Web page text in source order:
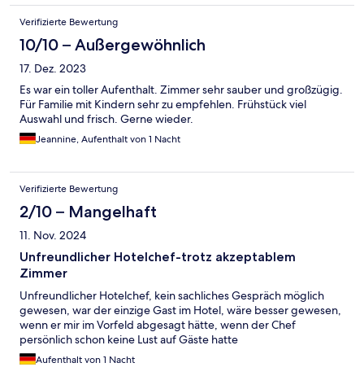
Verifizierte Bewertung
10/10 – Außergewöhnlich
17. Dez. 2023
Es war ein toller Aufenthalt. Zimmer sehr sauber und großzügig.
Für Familie mit Kindern sehr zu empfehlen. Frühstück viel
Auswahl und frisch. Gerne wieder.
Jeannine, Aufenthalt von 1 Nacht
Verifizierte Bewertung
2/10 – Mangelhaft
11. Nov. 2024
Unfreundlicher Hotelchef-trotz akzeptablem
Zimmer
Unfreundlicher Hotelchef, kein sachliches Gespräch möglich
gewesen, war der einzige Gast im Hotel, wäre besser gewesen,
wenn er mir im Vorfeld abgesagt hätte, wenn der Chef
persönlich schon keine Lust auf Gäste hatte
Aufenthalt von 1 Nacht